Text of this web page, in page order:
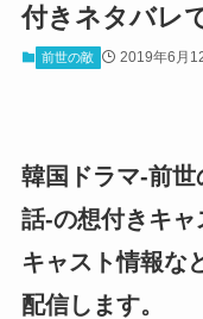
付きネタバレ
前世の敵 2019年6月
韓国ドラマ-前
話-の想付きキャ
キャスト情報な
配信します。